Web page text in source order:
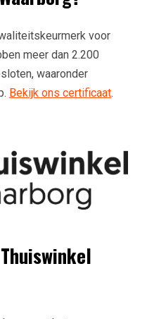
voor
meer dan 2.200
waaronder
Bekijk ons certificaat.